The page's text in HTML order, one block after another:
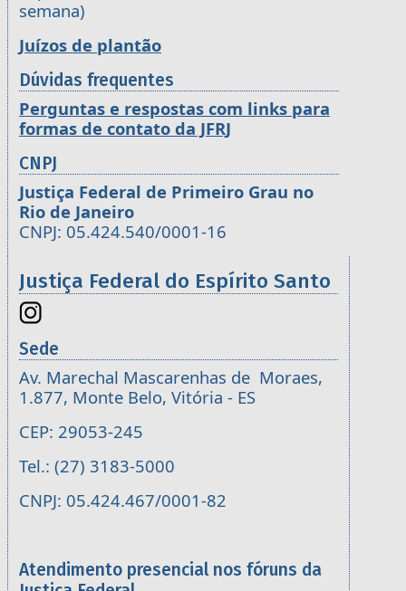
semana)
Juízos de plantão
Dúvidas frequentes
Perguntas e respostas com links para
formas de contato da JFRJ
CNPJ
Justiça Federal de Primeiro Grau no
Rio de Janeiro
CNPJ: 05.424.540/0001-16
Justiça Federal do Espírito Santo
Sede
Av. Marechal Mascarenhas de Moraes,
1.877, Monte Belo, Vitória - ES
CEP: 29053-245
Tel.: (27) 3183-5000
CNPJ: 05.424.467/0001-82
Atendimento presencial nos fóruns da